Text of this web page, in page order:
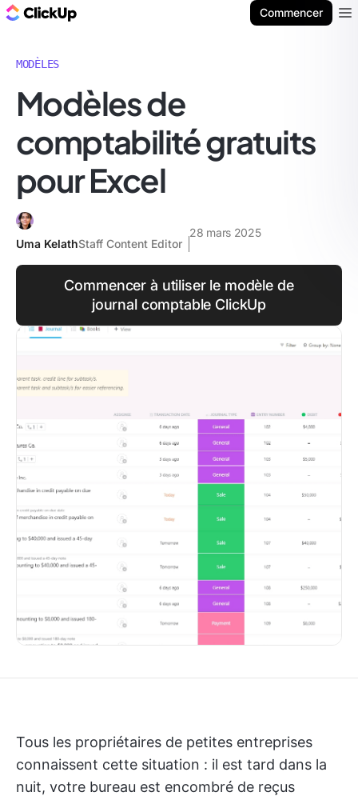
Commencer
MODÈLES
Modèles de
comptabilité gratuits
pour Excel
Uma KelathStaff Content Editor
28 mars 2025
Commencer à utiliser le modèle de
journal comptable ClickUp
Tous les propriétaires de petites entreprises
connaissent cette situation : il est tard dans la
nuit, votre bureau est encombré de reçus